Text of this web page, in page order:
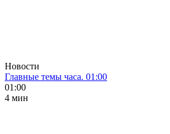
Новости
Главные темы часа. 01:00
01:00
4 мин